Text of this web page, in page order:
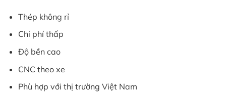
Thép không rỉ
Chi phí thấp
Độ bền cao
CNC theo xe
Phù hợp với thị trường Việt Nam